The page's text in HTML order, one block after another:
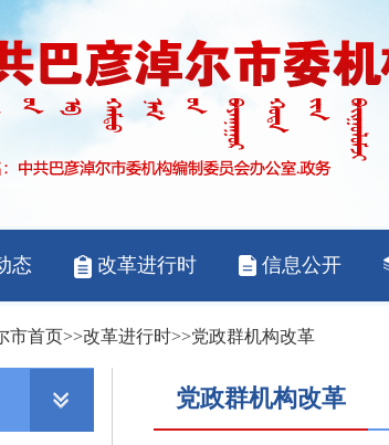
市首页>>改革进行时>>党政群机构改革
党政群机构改革